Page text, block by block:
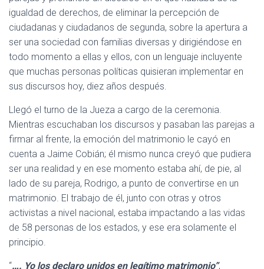
igualdad de derechos, de eliminar la percepción de
ciudadanas y ciudadanos de segunda, sobre la apertura a
ser una sociedad con familias diversas y dirigiéndose en
todo momento a ellas y ellos, con un lenguaje incluyente
que muchas personas políticas quisieran implementar en
sus discursos hoy, diez años después.
Llegó el turno de la Jueza a cargo de la ceremonia.
Mientras escuchaban los discursos y pasaban las parejas a
firmar al frente, la emoción del matrimonio le cayó en
cuenta a Jaime Cobián; él mismo nunca creyó que pudiera
ser una realidad y en ese momento estaba ahí, de pie, al
lado de su pareja, Rodrigo, a punto de convertirse en un
matrimonio. El trabajo de él, junto con otras y otros
activistas a nivel nacional, estaba impactando a las vidas
de 58 personas de los estados, y ese era solamente el
principio.
“…. Yo los declaro unidos en legítimo matrimonio”,